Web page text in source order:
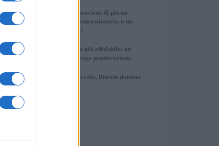
3
Per le auto usate conviene di più un
finanziamento in concessionaria o un
prestito personale?
4
La macchina usata più affidabile: un
investimento che esige ponderazione
5
Mercati in leggero calo, Bitcoin domina